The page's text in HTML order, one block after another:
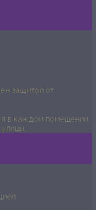
защитой от
в каждом помещении,